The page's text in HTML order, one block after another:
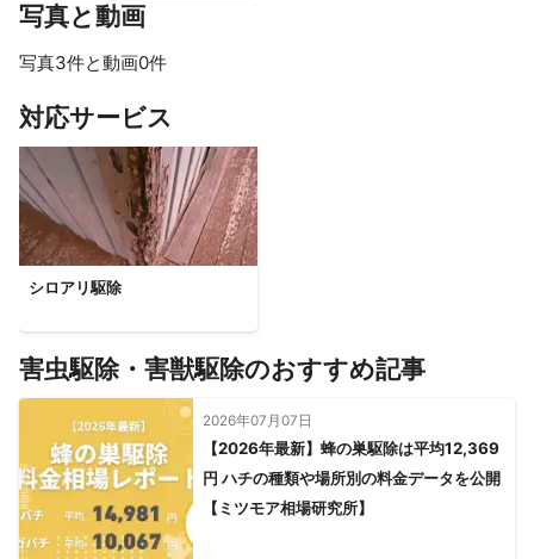
写真と動画
写真3件と動画0件
対応サービス
シロアリ駆除
害虫駆除・害獣駆除のおすすめ記事
2026年07月07日
【2026年最新】蜂の巣駆除は平均12,369
円 ハチの種類や場所別の料金データを公開
【ミツモア相場研究所】